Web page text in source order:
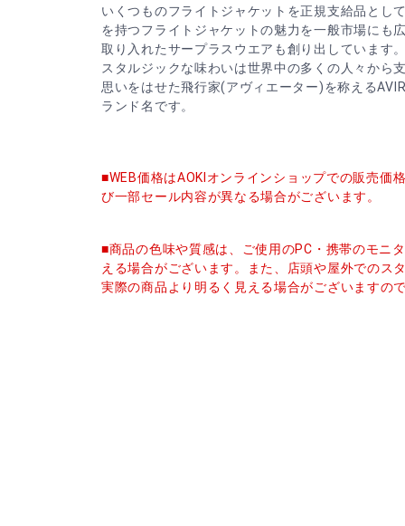
いくつものフライトジャケットを正規支給品とし
を持つフライトジャケットの魅力を一般市場にも
取り入れたサープラスウエアも創り出しています
スタルジックな味わいは世界中の多くの人々から
思いをはせた飛行家(アヴィエーター)を称える
ランド名です。
■WEB価格はAOKIオンラインショップでの販売価
び一部セール内容が異なる場合がございます。
■商品の色味や質感は、ご使用のPC・携帯のモニ
える場合がございます。また、店頭や屋外でのス
実際の商品より明るく見える場合がございますの